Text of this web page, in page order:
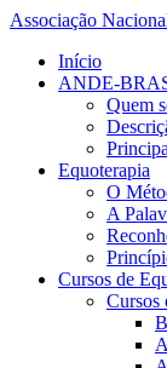
Associação
Início
ANDE-
Quem
Equoterapia
O
A
Cursos de
Cursos